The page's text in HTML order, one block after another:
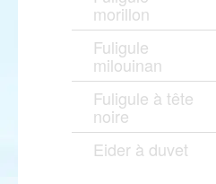
morillon
Fuligule
milouinan
Fuligule à tête
noire
Eider à duvet